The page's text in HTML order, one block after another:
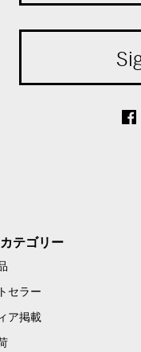
テゴリー
セラー
ア掲載